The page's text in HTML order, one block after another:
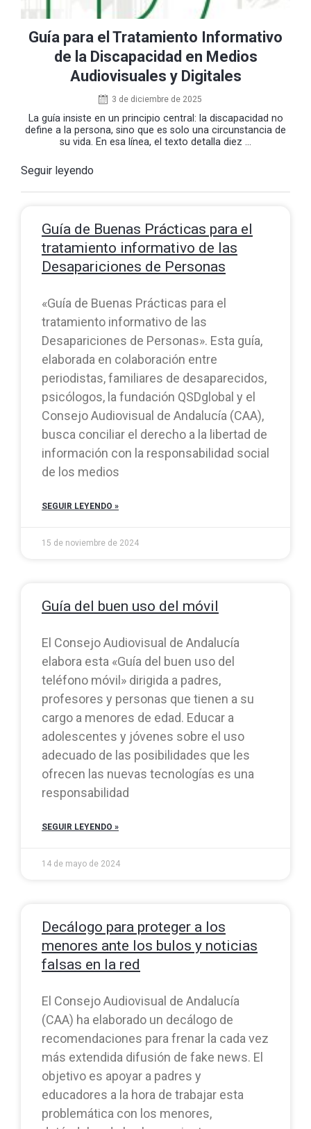
Guía para el Tratamiento Informativo
de la Discapacidad en Medios
Audiovisuales y Digitales
3 de diciembre de 2025
La guía insiste en un principio central: la discapacidad no
define a la persona, sino que es solo una circunstancia de
su vida. En esa línea, el texto detalla diez ...
Seguir leyendo
Guía de Buenas Prácticas para el
tratamiento informativo de las
Desapariciones de Personas
«Guía de Buenas Prácticas para el
tratamiento informativo de las
Desapariciones de Personas». Esta guía,
elaborada en colaboración entre
periodistas, familiares de desaparecidos,
psicólogos, la fundación QSDglobal y el
Consejo Audiovisual de Andalucía (CAA),
busca conciliar el derecho a la libertad de
información con la responsabilidad social
de los medios
SEGUIR LEYENDO »
15 de noviembre de 2024
Guía del buen uso del móvil
El Consejo Audiovisual de Andalucía
elabora esta «Guía del buen uso del
teléfono móvil» dirigida a padres,
profesores y personas que tienen a su
cargo a menores de edad. Educar a
adolescentes y jóvenes sobre el uso
adecuado de las posibilidades que les
ofrecen las nuevas tecnologías es una
responsabilidad
SEGUIR LEYENDO »
14 de mayo de 2024
Decálogo para proteger a los
menores ante los bulos y noticias
falsas en la red
El Consejo Audiovisual de Andalucía
(CAA) ha elaborado un decálogo de
recomendaciones para frenar la cada vez
más extendida difusión de fake news. El
objetivo es apoyar a padres y
educadores a la hora de trabajar esta
problemática con los menores,